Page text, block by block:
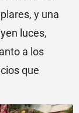
y una
luces,
a los
que